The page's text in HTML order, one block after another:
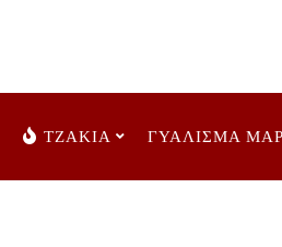
ΤΖΑΚΙΑ ΓΥΑΛΙΣΜΑ